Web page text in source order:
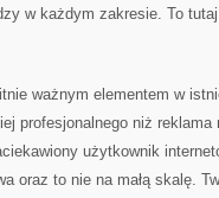
w każdym zakresie. To
ważnym elementem w
profesjonalnego niż reklama
użytkownik
oraz to nie na małą skalę.